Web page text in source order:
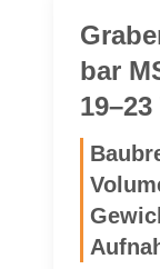
bar